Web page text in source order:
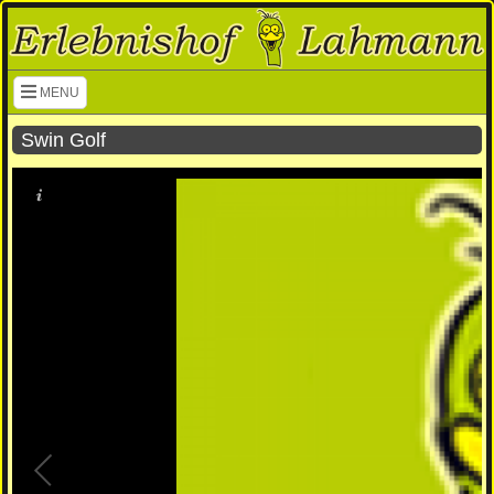
MENU
Navigation überspringen
Swin Golf